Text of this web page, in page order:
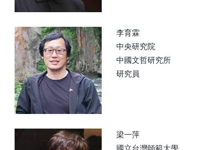
李育霖
中央研究院
中國文哲研究所
研究員
梁一萍